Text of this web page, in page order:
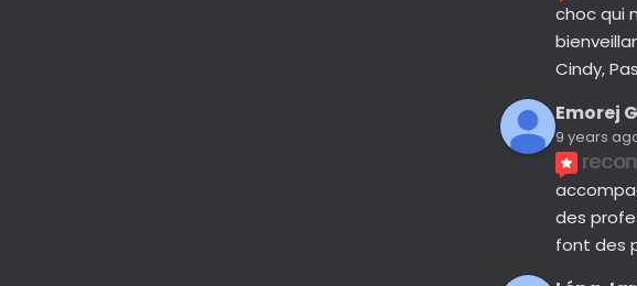
choc qui
Cindy,
Emorej
9 years
des
font des